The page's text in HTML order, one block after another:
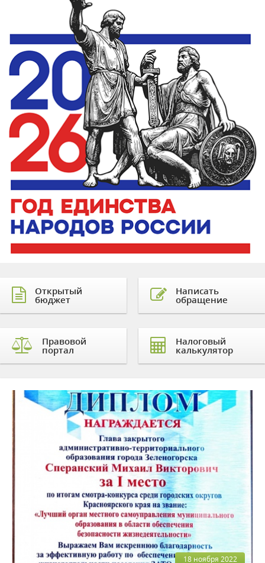
Открытый
бюджет
Правовой
портал
Написать
обращение
Налоговый
калькулятор
18 ноября 2022